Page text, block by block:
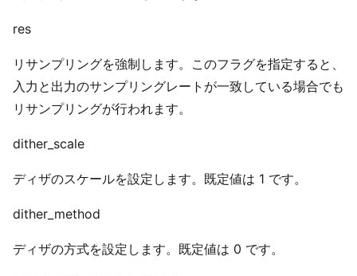
res
リサンプリングを強制します。このフラグを指定すると、
入力と出力のサンプリングレートが一致している場合でも
リサンプリングが行われます。
dither_scale
ディザのスケールを設定します。既定値は 1 です。
dither_method
ディザの方式を設定します。既定値は 0 です。